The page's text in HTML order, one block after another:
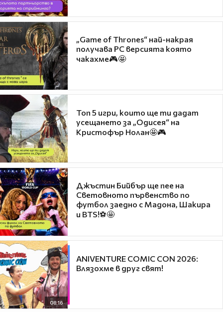
„Game of Thrones“ най-накрая
получава PC версията която
чакахме🎮🤩
Топ 5 игри, които ще ти дадат
усещането за „Одисея“ на
Кристофър Нолан🤩🎮
Джъстин Бийбър ще пее на
Световното първенство по
футбол заедно с Мадона, Шакира
и BTS!⚽🤩
08:16
ANIVENTURE COMIC CON 2026:
Влязохме в друг свят!